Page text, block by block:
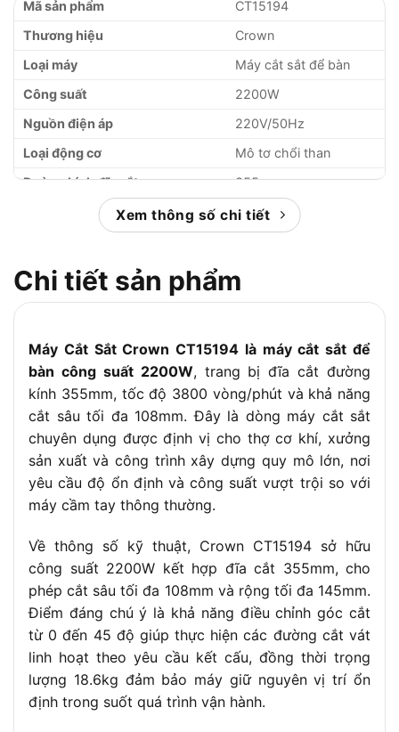
Mã sản phẩm
CT15194
Thương hiệu
Crown
Loại máy
Máy cắt sắt để bàn
Công suất
2200W
Nguồn điện áp
220V/50Hz
Loại động cơ
Mô tơ chổi than
Đường kính đĩa cắt
355mm
Tốc độ không tải
3800 vòng/phút
Khả năng cắt rộng tối đa
Góc cắt điều chỉnh
0 đến 45 độ
Xem thông số chi tiết
Chi tiết sản phẩm
Máy Cắt Sắt Crown CT15194 là máy cắt sắt để
bàn công suất 2200W, trang bị đĩa cắt đường
kính 355mm, tốc độ 3800 vòng/phút và khả năng
cắt sâu tối đa 108mm. Đây là dòng máy cắt sắt
chuyên dụng được định vị cho thợ cơ khí, xưởng
sản xuất và công trình xây dựng quy mô lớn, nơi
yêu cầu độ ổn định và công suất vượt trội so với
máy cầm tay thông thường.
Về thông số kỹ thuật, Crown CT15194 sở hữu
công suất 2200W kết hợp đĩa cắt 355mm, cho
phép cắt sâu tối đa 108mm và rộng tối đa 145mm.
Điểm đáng chú ý là khả năng điều chỉnh góc cắt
từ 0 đến 45 độ giúp thực hiện các đường cắt vát
linh hoạt theo yêu cầu kết cấu, đồng thời trọng
lượng 18.6kg đảm bảo máy giữ nguyên vị trí ổn
định trong suốt quá trình vận hành.